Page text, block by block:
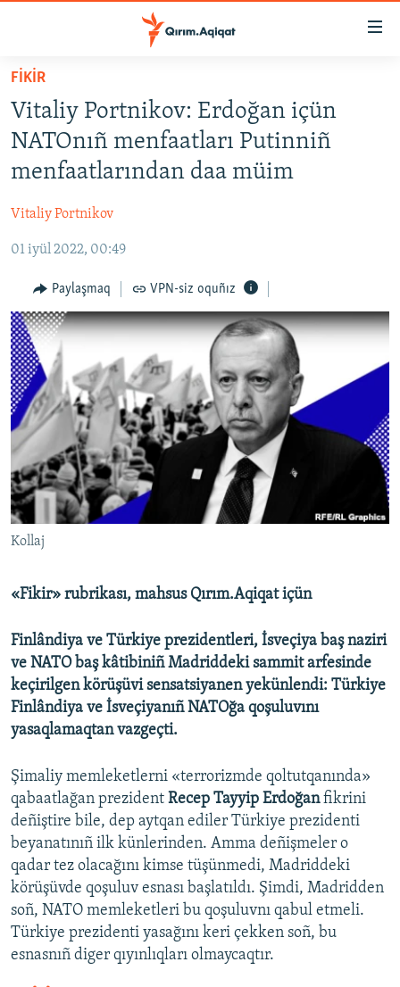
Esas
qaytmaq
Baş
navigatsiyağa
qaytmaq
Qıdıruvğa
qaytmaq
HABERLER
SİYASET
İQTİSADİYAT
MEDENİYET
İNSAN AQLARI
VİDEO
SÜRET
BLOGLAR
FİKİR
Русский
Українською
QOŞULIÑIZ!
RFE/RS bütün saytları
FİKİR
Vitaliy Portnikov: Erdoğan içün
NATOnıñ menfaatları Putinniñ
menfaatlarından daa müim
Vitaliy Portnikov
01 iyül 2022, 00:49
Paylaşmaq VPN-siz oquñız
Kollaj
«Fikir» rubrikası, mahsus Qırım.Aqiqat içün
Finlândiya ve Türkiye prezidentleri, İsveçiya baş naziri
ve NATO baş kâtibiniñ Madriddeki sammit arfesinde
keçirilgen körüşüvi sensatsiyanen yekünlendi: Türkiye
Finlândiya ve İsveçiyanıñ NATOğa qoşuluvını
yasaqlamaqtan vazgeçti.
Şimaliy memleketlerni «terrorizmde qoltutqanında»
qabaatlağan prezident Recep Tayyip Erdoğanfikrini
deñiştire bile, dep aytqan ediler Türkiye prezidenti
beyanatınıñ ilk künlerinden. Amma deñişmeler o
qadar tez olacağını kimse tüşünmedi, Madriddeki
körüşüvde qoşuluv esnası başlatıldı. Şimdi, Madridden
soñ, NATO memleketleri bu qoşuluvnı qabul etmeli.
Türkiye prezidenti yasağını keri çekken soñ, bu
esnasnıñ diger qıyınlıqları olmaycaqtır.